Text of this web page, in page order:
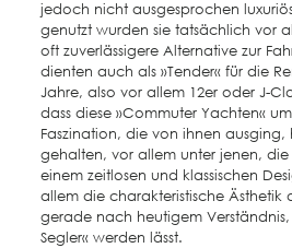
jedoch nicht ausgesprochen
genutzt wurden sie tatsächlich vor
oft zuverlässigere Alternative zur
dienten auch als »Tender« für die
Jahre, also vor allem 12er oder J-
dass diese »Commuter Yachten«
Faszination, die von ihnen ausging,
gehalten, vor allem unter jenen,
einem zeitlosen und klassischen
allem die charakteristische Ästhetik
gerade nach heutigem
Segler« werden lässt.